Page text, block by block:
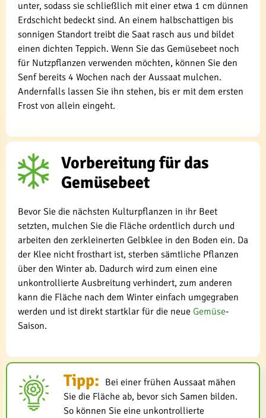
unter, sodass sie schließlich mit einer etwa 1 cm dünnen
Erdschicht bedeckt sind. An einem halbschattigen bis
sonnigen Standort treibt die Saat rasch aus und bildet
einen dichten Teppich. Wenn Sie das Gemüsebeet noch
für Nutzpflanzen verwenden möchten, können Sie den
Senf bereits 4 Wochen nach der Aussaat mulchen.
Andernfalls lassen Sie ihn stehen, bis er mit dem ersten
Frost von allein eingeht.
Vorbereitung für das
Gemüsebeet
Bevor Sie die nächsten Kulturpflanzen in ihr Beet
setzten, mulchen Sie die Fläche ordentlich durch und
arbeiten den zerkleinerten Gelbklee in den Boden ein. Da
der Klee nicht frosthart ist, sterben sämtliche Pflanzen
über den Winter ab. Dadurch wird zum einen eine
unkontrollierte Ausbreitung verhindert, zum anderen
kann die Fläche nach dem Winter einfach umgegraben
werden und ist direkt startklar für die neue Gemüse-
Saison.
Tipp: Bei einer frühen Aussaat mähen
Sie die Fläche ab, bevor sich Samen bilden.
So können Sie eine unkontrollierte